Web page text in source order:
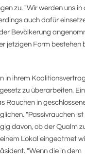
zu. "Wir werden uns in
auch dafür
Bevölkerung
jetzigen Form bestehen
in ihrem
zu überarbeiten.
Rauchen in
"Passivrauchen
davon, ob der Qualm
Lokal eingeatmet
"Wenn die in dem